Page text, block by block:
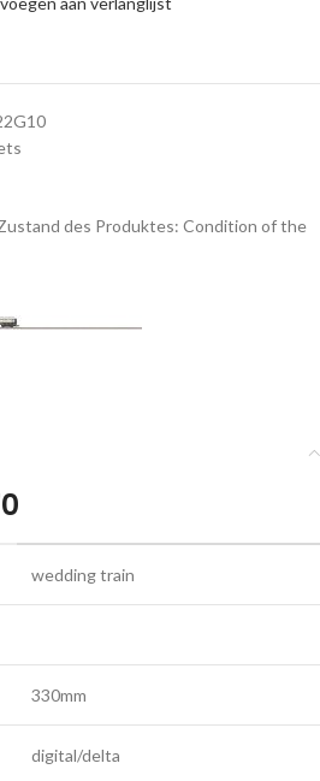
des Produktes: Condition of the
wedding train
330mm
digital/delta